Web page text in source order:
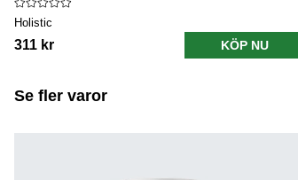
Holistic
311 kr KÖP NU
Se fler varor